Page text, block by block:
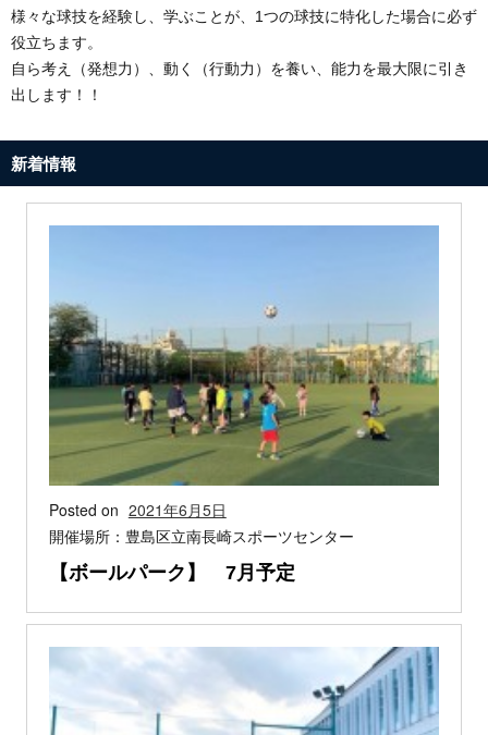
様々な球技を経験し、学ぶことが、1つの球技に特化した場合に必ず
役立ちます。
自ら考え（発想力）、動く（行動力）を養い、能力を最大限に引き
出します！！
新着情報
Posted on 2021年6月5日
開催場所：豊島区立南長崎スポーツセンター
【ボールパーク】 7月予定